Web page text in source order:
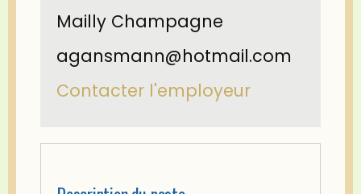
Mailly Champagne
agansmann@hotmail.com
Contacter l'employeur